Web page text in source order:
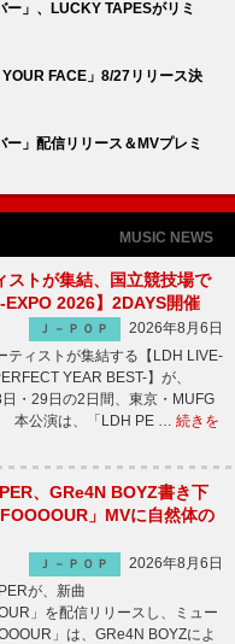
」、LUCKY TAPESがリミ
FACE」8/27リリース決
」配信リリース＆MVプレミ
MUSIC NEWS
ストが集結、国立競技場で
EXPO 2026】2DAYS開催
Ｊ－ＰＯＰ
2026年8月6日
ィストが集結する【LDH LIVE-
YEAR BEST-】が、
・29日の2日間、東京・MUFG
本公演は、「LDH PE … 続きを
、GRe4N BOYZ書き下
」MVに自然体の
Ｊ－ＰＯＰ
2026年8月6日
が、新曲
」を配信リリースし、ミュー
」は、GRe4N BOYZによ